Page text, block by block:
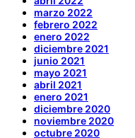
marzo 2022
febrero 2022
enero 2022
diciembre 2021
junio 2021
mayo 2021
abril 2021
enero 2021
diciembre 2020
noviembre 2020
octubre 2020